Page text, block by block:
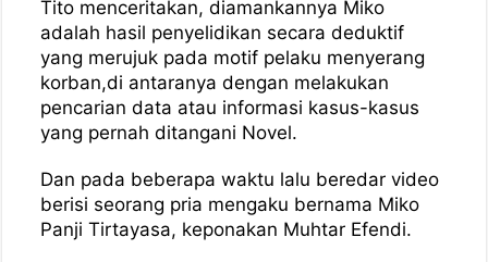
Tito menceritakan, diamankannya Miko
adalah hasil penyelidikan secara deduktif
yang merujuk pada motif pelaku menyerang
korban,di antaranya dengan melakukan
pencarian data atau informasi kasus-kasus
yang pernah ditangani Novel.
Dan pada beberapa waktu lalu beredar video
berisi seorang pria mengaku bernama Miko
Panji Tirtayasa, keponakan Muhtar Efendi.